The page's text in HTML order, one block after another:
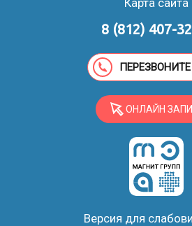
скопление крови, экссудата,
дополнительные пустоты
углублениях;
кровоизлияния в пазухи и
стоматологические
или смещение зуба в
остеомиелит лицевых костей;
патологическое сообщение
рта в виде ороантрального
Карта сайта
8 (812) 407-
ОНЛАЙН
Версия для